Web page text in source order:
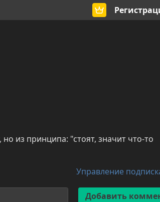
из принципа: "стоят, значит что-то
Управление